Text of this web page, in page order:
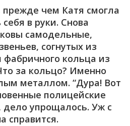
чем Катя смогла
в руки. Снова
самодельные,
согнутых из
фабричного кольца из
за кольцо? Именно
металлом. “Дура! Вот
полицейские
дело упрощалось. Уж с
справится.